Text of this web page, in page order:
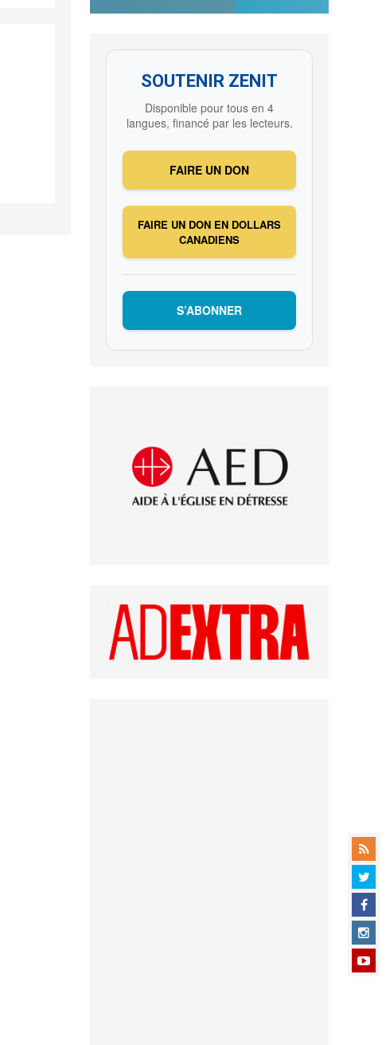
SOUTENIR ZENIT
Disponible pour tous en 4
langues, financé par les lecteurs.
FAIRE UN DON
FAIRE UN DON EN DOLLARS
CANADIENS
S’ABONNER